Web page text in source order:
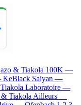
& Tiakola 100K —
KeBlack Saiyan —
Tiakola Laboratoire —
Tiakola Ailleurs —